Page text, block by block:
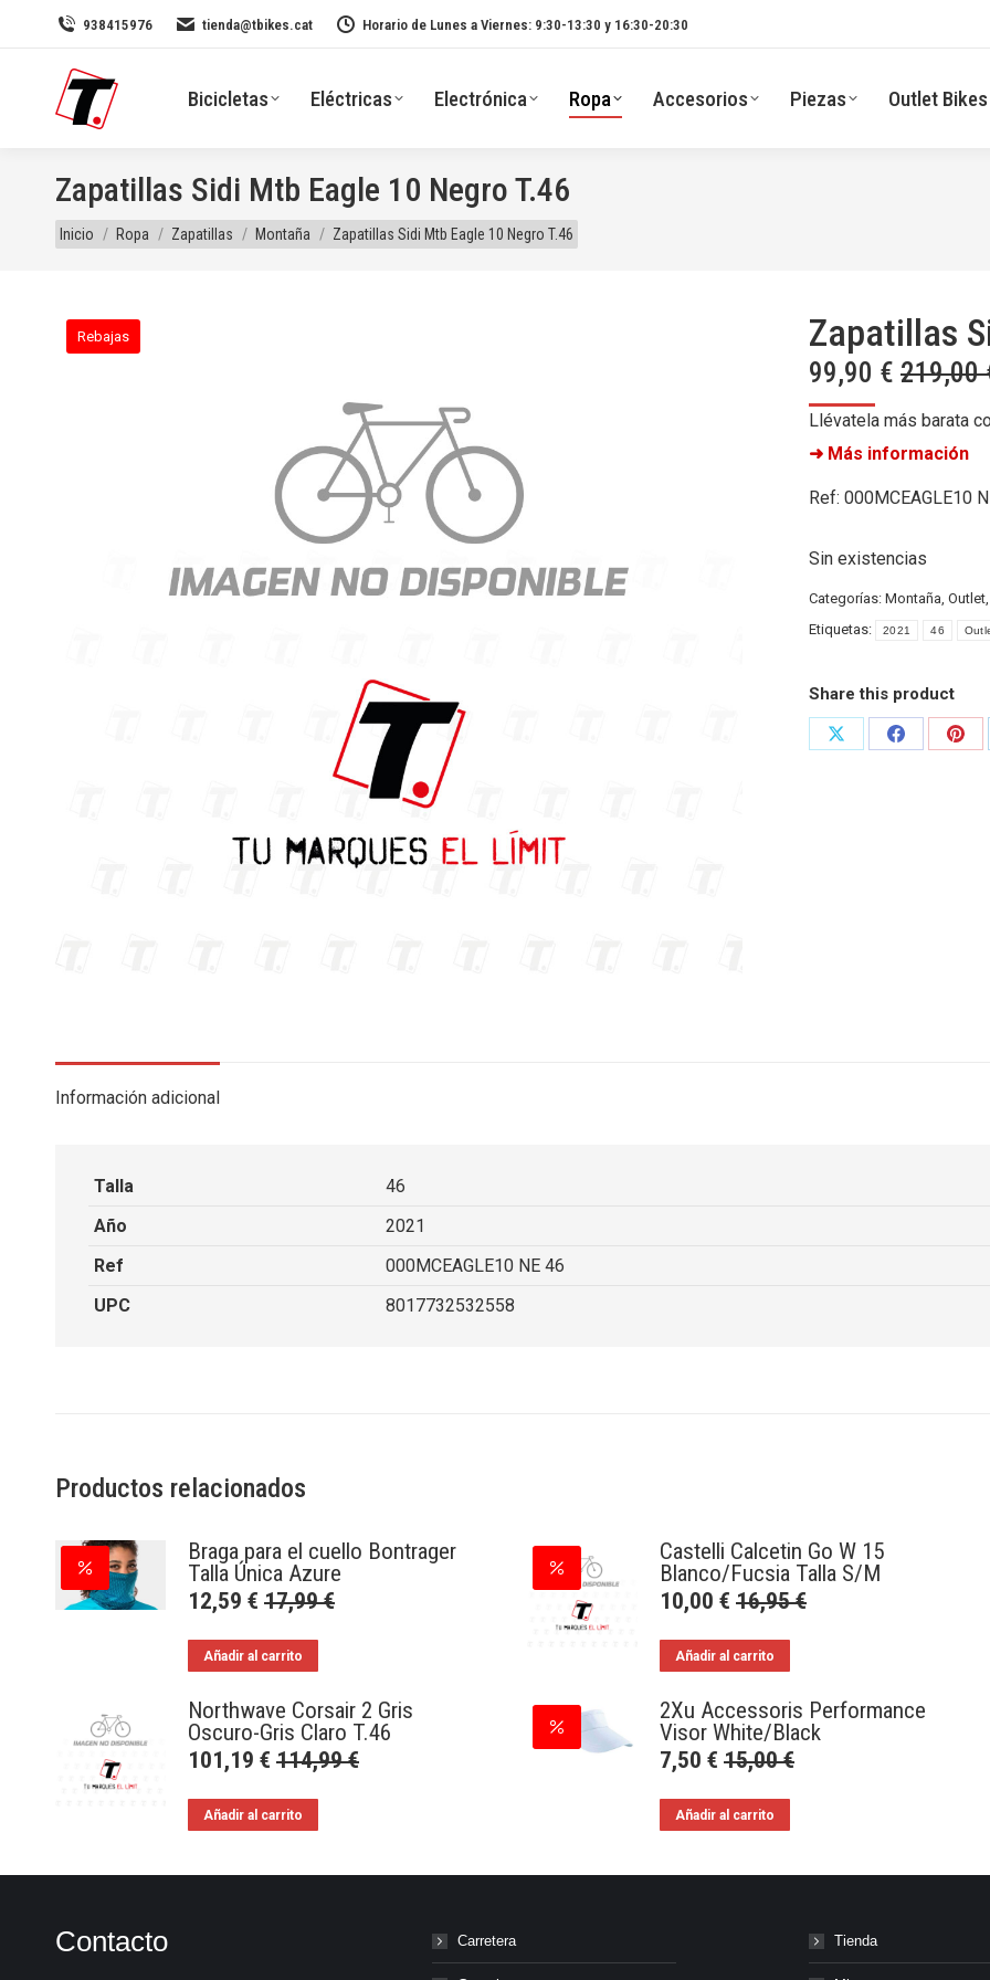
938415976 tienda@tbikes.cat Horario de Lunes a Viernes: 9:30-13:30 y 16:30-20:30
Bicicletas Eléctricas Electrónica Ropa Accesorios Piezas Outlet Bikes
Zapatillas Sidi Mtb Eagle 10 Negro T.46
Estás aquí:
Inicio Ropa Zapatillas Montaña Zapatillas Sidi Mtb Eagle 10 Negro T.46
Rebajas Zapatillas
99,90 € 219,00
Llévatela más barata
➜ Más información
Ref: 000MCEAGLE10
Sin existencias
Categorías: Montaña, Outlet,
Etiquetas:
2021 46
Share this product
Share
Share
Información adicional
Talla
46
Año
2021
Ref
000MCEAGLE10 NE 46
UPC
8017732532558
Productos relacionados
Braga para el cuello Bontrager
Talla Única Azure
12,59 € 17,99€
Añadir al carrito
Castelli Calcetin Go W 15
Blanco/Fucsia Talla S/M
10,00€ 16,95€
Añadir al carrito
Northwave Corsair 2 Gris
Oscuro-Gris Claro T.46
101,19 € 114,99€
Añadir al carrito
2Xu Accessoris Performance
Visor White/Black
7,50€ 15,00€
Añadir al carrito
Contacto Carretera Tienda